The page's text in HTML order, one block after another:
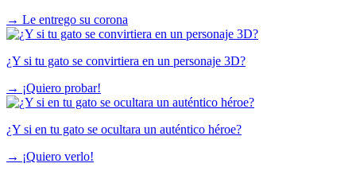
→ Le entrego su corona
¿Y si tu gato se convirtiera en un personaje 3D?
→ ¡Quiero probar!
¿Y si en tu gato se ocultara un auténtico héroe?
→ ¡Quiero verlo!